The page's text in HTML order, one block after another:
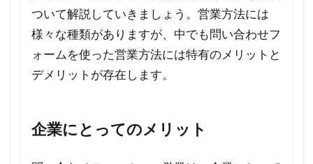
適切
でし
ょう
か？
Q3.
問い
ついて解説していきましょう。営業方法には
様々な種類がありますが、中でも問い合わせフ
ォームを使った営業方法には特有のメリットと
デメリットが存在します。
企業にとってのメリット